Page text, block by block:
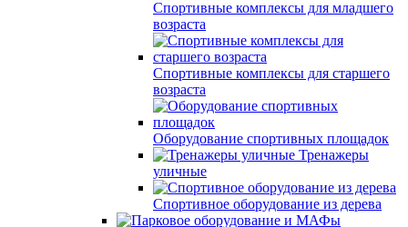
Спортивные комплексы для младшего
возраста
Спортивные комплексы для старшего
возраста
Оборудование спортивных площадок
Тренажеры
уличные
Спортивное оборудование из дерева